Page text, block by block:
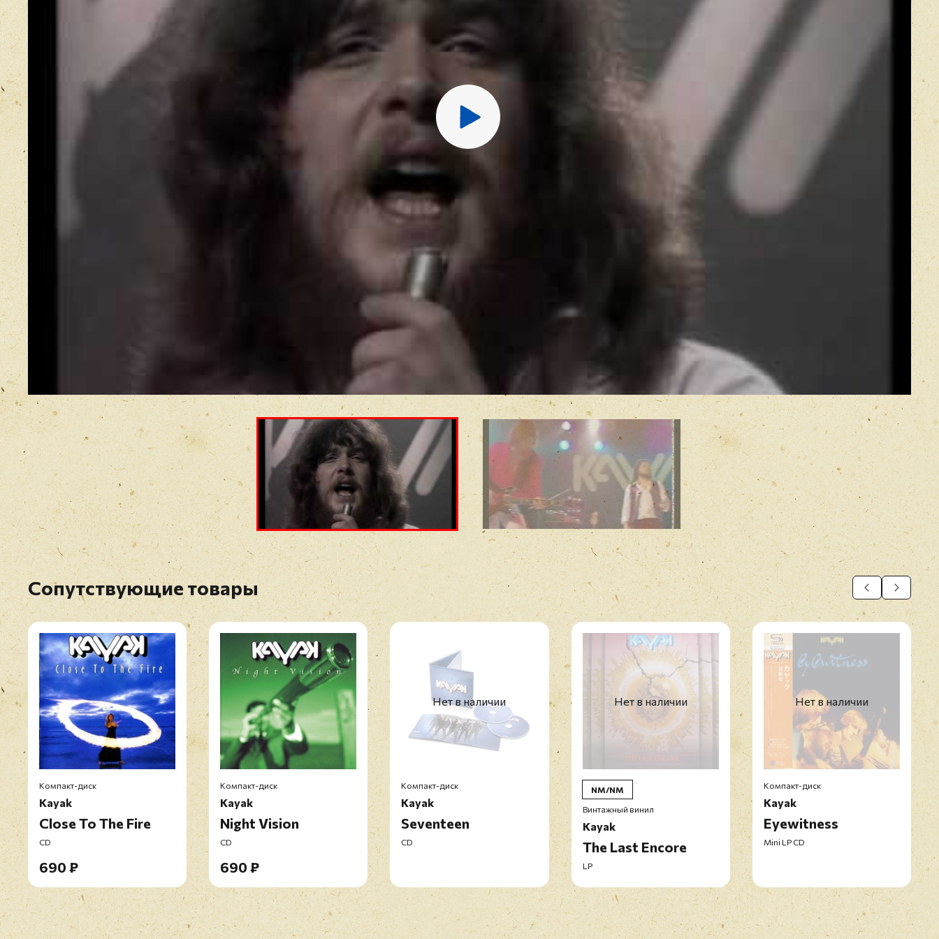
Перед публикацией отзывы проходят модерацию
Сопутствующие товары
Компакт-диск
Kayak
Close To The Fire
CD
690 ₽
Компакт-диск
Kayak
Night Vision
CD
690 ₽
Нет в наличии
Компакт-диск
Kayak
Seventeen
CD
Нет в наличии
NM/NM
Винтажный винил
Kayak
The Last Encore
LP
Нет в наличии
Компакт-диск
Kayak
Eyewitness
Mini LP CD